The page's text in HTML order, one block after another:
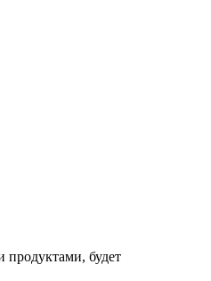
продуктами, будет